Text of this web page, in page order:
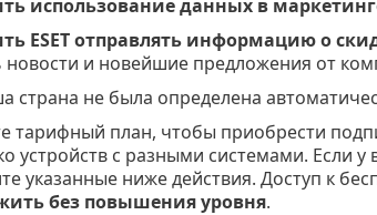
использование данных в
ESET отправлять информацию о
новости и новейшие предложения от
страна не была определена
тарифный план, чтобы приобрести
устройств с разными системами. Если у
указанные ниже действия. Доступ к
без повышения уровня.